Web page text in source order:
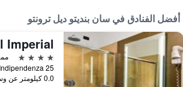
أفضل الفنادق في سان بنديتو ديل ترونتو
Imperial
4 نجوم
0.0 كيلومتر عن وسط المدينة